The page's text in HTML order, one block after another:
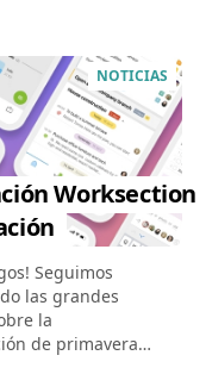
NOTICIAS
Worksection
Seguimos
las grandes
la
de primavera.